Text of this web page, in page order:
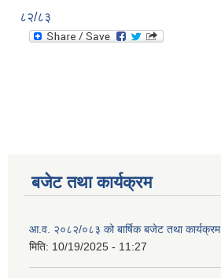
८२/८३
बजेट तथा कार्यक्रम
आ.व. २०८२/०८३ को बार्षिक बजेट तथा कार्यक्रम
मिति: 10/19/2025 - 11:27